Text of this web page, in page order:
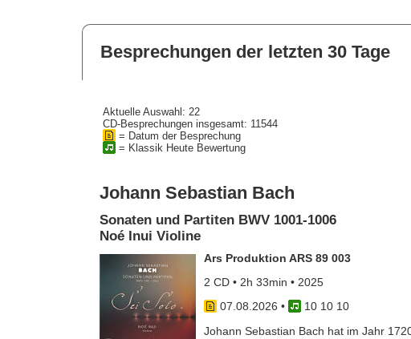
Besprechungen der letzten 30 Tage
Aktuelle Auswahl: 22
CD-Besprechungen insgesamt: 11544
= Datum der Besprechung
= Klassik Heute Bewertung
Johann Sebastian Bach
Sonaten und Partiten BWV 1001-1006
Noé Inui Violine
Ars Produktion ARS 89 003
2 CD • 2h 33min • 2025
07.08.2026 •
10 10 10
Johann Sebastian Bach hat im Jahr